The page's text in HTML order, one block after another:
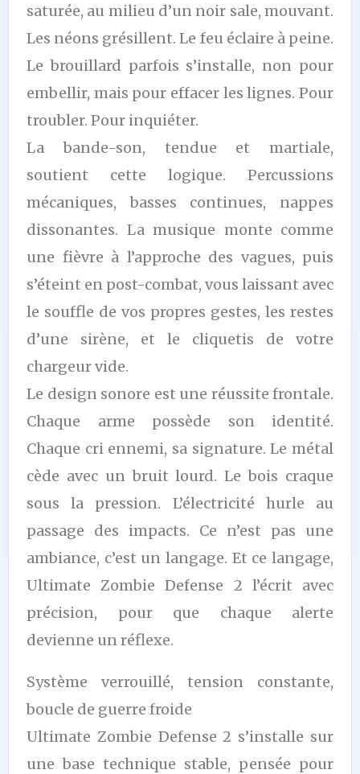
saturée, au milieu d’un noir sale, mouvant.
Les néons grésillent. Le feu éclaire à peine.
Le brouillard parfois s’installe, non pour
embellir, mais pour effacer les lignes. Pour
troubler. Pour inquiéter.
La bande-son, tendue et martiale,
soutient cette logique. Percussions
mécaniques, basses continues, nappes
dissonantes. La musique monte comme
une fièvre à l’approche des vagues, puis
s’éteint en post-combat, vous laissant avec
le souffle de vos propres gestes, les restes
d’une sirène, et le cliquetis de votre
chargeur vide.
Le design sonore est une réussite frontale.
Chaque arme possède son identité.
Chaque cri ennemi, sa signature. Le métal
cède avec un bruit lourd. Le bois craque
sous la pression. L’électricité hurle au
passage des impacts. Ce n’est pas une
ambiance, c’est un langage. Et ce langage,
Ultimate Zombie Defense 2 l’écrit avec
précision, pour que chaque alerte
devienne un réflexe.
Système verrouillé, tension constante,
boucle de guerre froide
Ultimate Zombie Defense 2 s’installe sur
une base technique stable, pensée pour